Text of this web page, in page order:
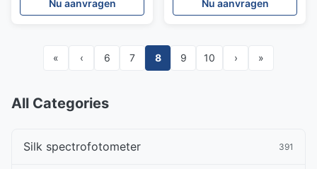
de Ritewitbalans Kaart
Nu aanvragen
het Cameralawaai
Nu aanvragen
« ‹ 6 7 8 9 10 › »
All Categories
Silk spectrofotometer 391